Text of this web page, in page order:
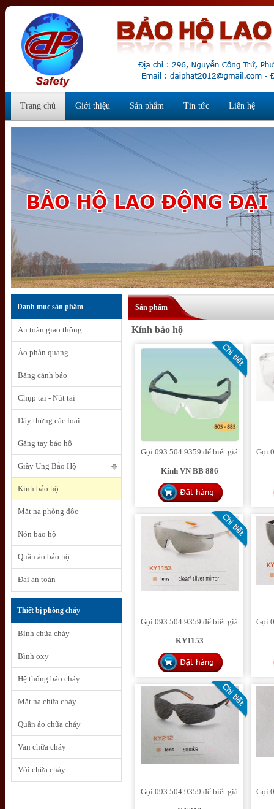
Trang chủ Giới thiệu Sản phẩm Tin tức Liên hệ
Danh mục sản phẩm
An toàn giao thông
Áo phản quang
Băng cảnh báo
Chụp tai - Nút tai
Dây thừng các loại
Găng tay bảo hộ
Giầy Ủng Bảo Hộ
Kính bảo hộ
Mặt nạ phòng độc
Nón bảo hộ
Quần áo bảo hộ
Đai an toàn
Thiết bị phòng cháy
Bình chữa cháy
Bình oxy
Hệ thống báo cháy
Mặt nạ chữa cháy
Quần áo chữa cháy
Van chữa cháy
Vòi chữa cháy
Sản phẩm
Kính bảo hộ
Gọi 093 504 9359 để biết giá
Kính VN BB 886
Gọi
Gọi 093 504 9359 để biết giá
KY1153
Gọi
Gọi 093 504 9359 để biết giá Gọi